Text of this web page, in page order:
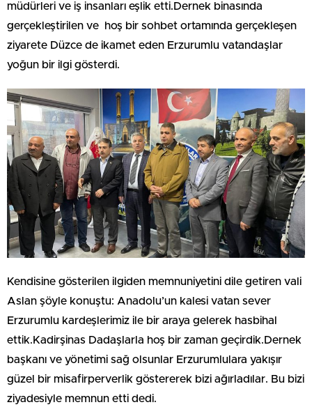
müdürleri ve iş insanları eşlik etti.Dernek binasında
gerçekleştirilen ve hoş bir sohbet ortamında gerçekleşen
ziyarete Düzce de ikamet eden Erzurumlu vatandaşlar
yoğun bir ilgi gösterdi.
Kendisine gösterilen ilgiden memnuniyetini dile getiren vali
Aslan şöyle konuştu: Anadolu’un kalesi vatan sever
Erzurumlu kardeşlerimiz ile bir araya gelerek hasbihal
ettik.Kadirşinas Dadaşlarla hoş bir zaman geçirdik.Dernek
başkanı ve yönetimi sağ olsunlar Erzurumlulara yakışır
güzel bir misafirperverlik göstererek bizi ağırladılar. Bu bizi
ziyadesiyle memnun etti dedi.